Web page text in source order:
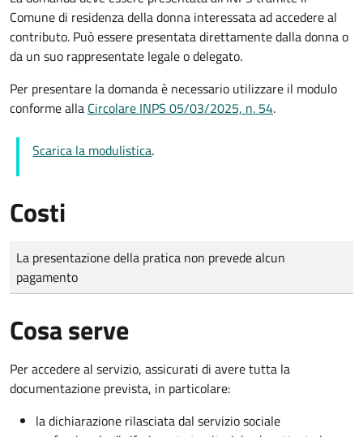
Comune di residenza della donna interessata ad accedere al
contributo. Può essere presentata direttamente dalla donna o
da un suo rappresentate legale o delegato.
Per presentare la domanda è necessario utilizzare il modulo
conforme alla Circolare INPS 05/03/2025, n. 54.
Scarica la modulistica.
Costi
Tipo di pagamento
Importo
La presentazione della pratica non prevede alcun
pagamento
Cosa serve
Per accedere al servizio, assicurati di avere tutta la
documentazione prevista, in particolare:
la dichiarazione rilasciata dal servizio sociale